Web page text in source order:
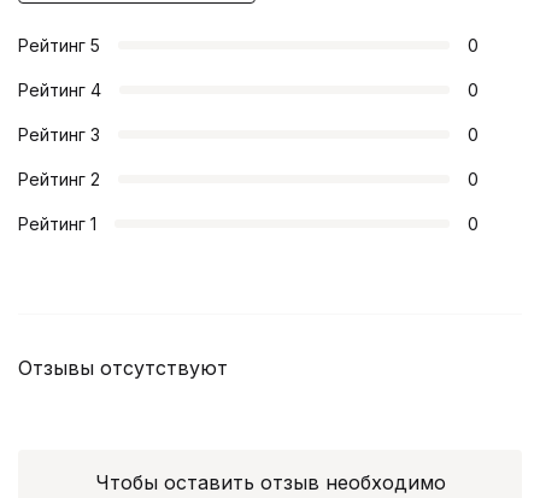
Рейтинг 5 0
Рейтинг 4 0
Рейтинг 3 0
Рейтинг 2 0
Рейтинг 1 0
Отзывы отсутствуют
Чтобы оставить отзыв необходимо